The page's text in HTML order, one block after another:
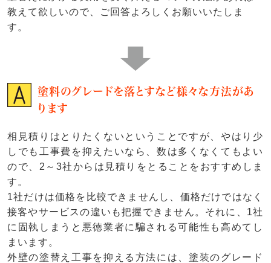
教えて欲しいので、ご回答よろしくお願いいたしま
す。
塗料のグレードを落とすなど様々な方法があ
ります
相見積りはとりたくないということですが、やはり少
しでも工事費を抑えたいなら、数は多くなくてもよい
ので、2～3社からは見積りをとることをおすすめしま
す。
1社だけは価格を比較できませんし、価格だけではなく
接客やサービスの違いも把握できません。それに、1社
に固執しまうと悪徳業者に騙される可能性も高めてし
まいます。
外壁の塗替え工事を抑える方法には、塗装のグレード